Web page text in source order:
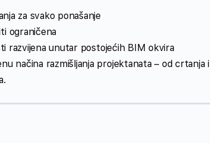
za svako ponašanje
ograničena
razvijena unutar postojećih BIM okvira
načina razmišljanja projektanata – od crtanja i